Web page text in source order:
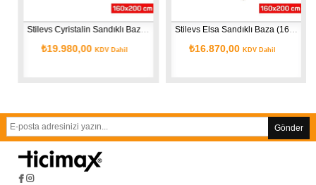
Stilevs Cyristalin Sandıklı Baza (160*200 Cm)
₺19.980,00 KDV Dahil
Stilevs Elsa Sandıklı Baza (160*200 Cm)
₺16.870,00 KDV Dahil
Gönder